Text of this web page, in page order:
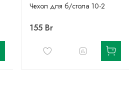
Чехол для б/стола 10-2
155 Br